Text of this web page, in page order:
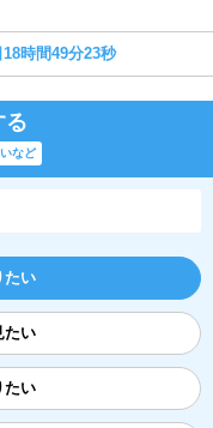
時間49分22秒
る
など
たい
たい
たい